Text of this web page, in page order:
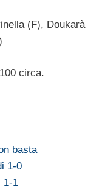
(F), Doukarà
circa.
basta
1-0
1-1